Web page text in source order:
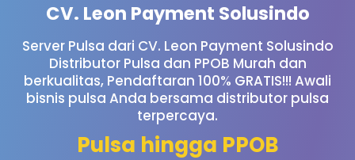
CV. Leon Payment Solusindo
Server Pulsa dari CV. Leon Payment Solusindo
Distributor Pulsa dan PPOB Murah dan
berkualitas, Pendaftaran 100% GRATIS!!! Awali
bisnis pulsa Anda bersama distributor pulsa
terpercaya.
Harga Agen Murah